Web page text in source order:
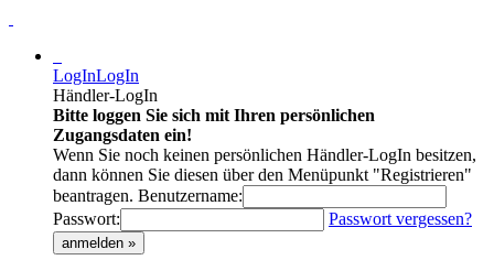
LogInLogIn
Händler-LogIn
Bitte loggen Sie sich mit Ihren persönlichen
Zugangsdaten ein!
Wenn Sie noch keinen persönlichen Händler-LogIn besitzen,
dann können Sie diesen über den Menüpunkt "Registrieren"
beantragen. Benutzername:
Passwort:
Passwort vergessen?
anmelden »